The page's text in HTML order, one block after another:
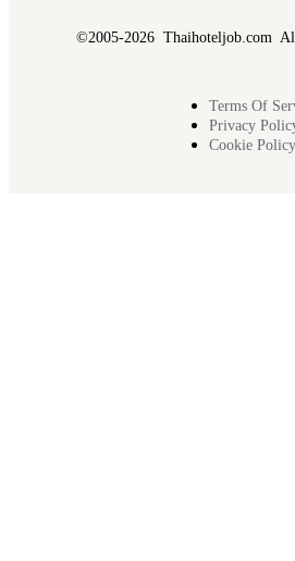
©2005-2026 Thaihoteljob.com All
Terms Of
Privacy
Cookie Policy